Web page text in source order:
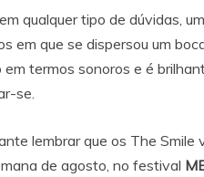
qualquer tipo de dúvidas,
em que se dispersou um
em termos sonoros e é
se.
lembrar que os The
de agosto, no festival